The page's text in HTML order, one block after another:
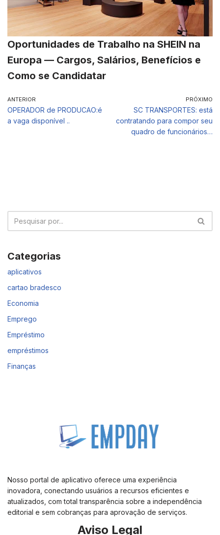
Oportunidades de Trabalho na SHEIN na
Europa — Cargos, Salários, Benefícios e
Como se Candidatar
ANTERIOR
OPERADOR de PRODUCAO:é
a vaga disponível ..
PRÓXIMO
SC TRANSPORTES: está
contratando para compor seu
quadro de funcionários…
Categorias
aplicativos
cartao bradesco
Economia
Emprego
Empréstimo
empréstimos
Finanças
Nosso portal de aplicativo oferece uma experiência
inovadora, conectando usuários a recursos eficientes e
atualizados, com total transparência sobre a independência
editorial e sem cobranças para aprovação de serviços.
Aviso Legal